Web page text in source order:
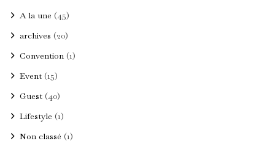
A la une (45)
archives (20)
Convention(1)
Event(15)
Guest(40)
Lifestyle (1)
Non classé (1)